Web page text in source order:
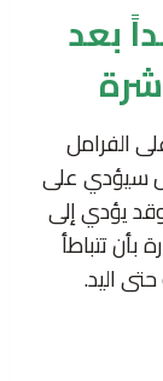
بعد
الفرامل
سيؤدي على
يؤدي إلى
بأن تتباطأ
اليد.